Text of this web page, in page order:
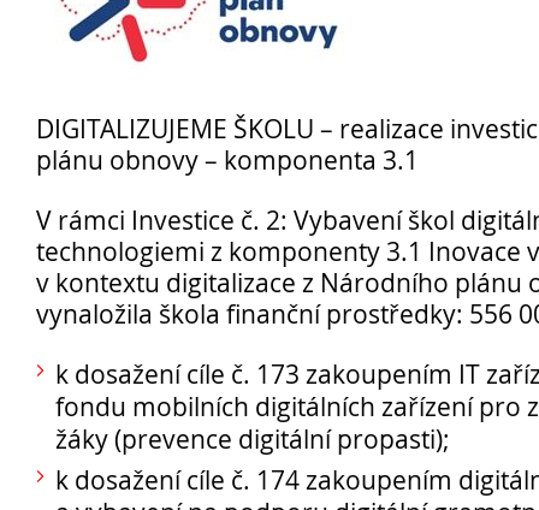
1. ročník 2026/2027
Zájmové aktivity
FotoKlub
Klub mladých diváků
Školní knihovna
Spolek Herold
Turistický kroužek
Ze života školy
Školní poradenský tým
Dokumenty
Užitečné odkazy
Mezinárodní spolupráce
DIGITALIZUJEME ŠKOLU – realizace
plánu obnovy – komponenta 3.1
V rámci Investice č. 2: Vybavení škol
technologiemi z komponenty 3.1 Inovace
v kontextu digitalizace z Národního plánu
vynaložila škola finanční prostředky: 556
k dosažení cíle č. 173 zakoupením IT
fondu mobilních digitálních zařízení pro
žáky (prevence digitální propasti);
k dosažení cíle č. 174 zakoupením